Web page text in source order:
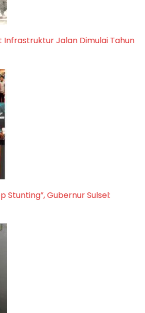
Infrastruktur Jalan Dimulai Tahun
Stunting”, Gubernur Sulsel: